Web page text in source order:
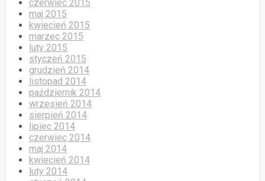
czerwiec 2015
maj 2015
kwiecień 2015
marzec 2015
luty 2015
styczeń 2015
grudzień 2014
listopad 2014
październik 2014
wrzesień 2014
sierpień 2014
lipiec 2014
czerwiec 2014
maj 2014
kwiecień 2014
luty 2014